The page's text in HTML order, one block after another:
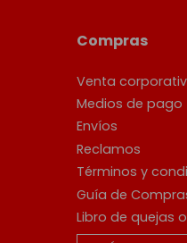
Compras
Venta
Medios de pago
Envíos
Reclamos
Términos y
Guía de
Libro de quejas